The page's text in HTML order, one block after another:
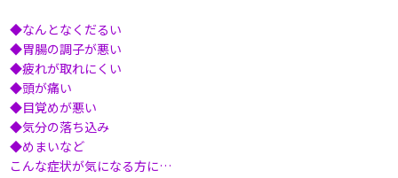
◆なんとなくだるい
◆胃腸の調子が悪い
◆疲れが取れにくい
◆頭が痛い
◆目覚めが悪い
◆気分の落ち込み
◆めまいなど
こんな症状が気になる方に…